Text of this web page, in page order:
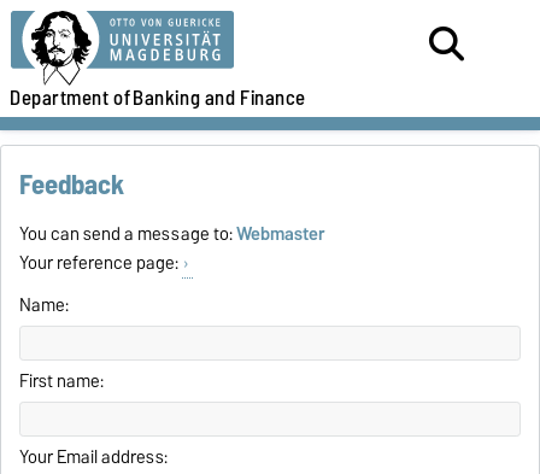
Department ofBanking and Finance
Feedback
You can send a message to:Webmaster
Your reference page:
Name:
First name:
Your Email address: